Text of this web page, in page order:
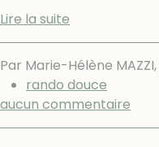
Lire la suite
Par Marie-Hélène MAZZI,
rando douce
aucun commentaire